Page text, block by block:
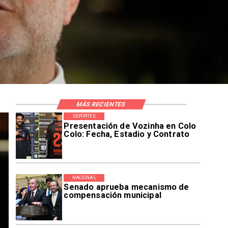
Presentación de Vozinha en Colo
Colo: Fecha, Estadio y Contrato
DEPORTES
Senado aprueba mecanismo de
compensación municipal
NACIONAL
MÁS RECIENTES